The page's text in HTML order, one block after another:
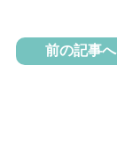
前の記事へ